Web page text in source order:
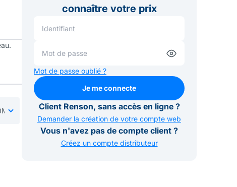
connaître votre prix
Mot de passe oublié ?
Je me connecte
Client Renson, sans accès en ligne ?
Demander la création de votre compte web
Vous n'avez pas de compte client ?
Créez un compte distributeur